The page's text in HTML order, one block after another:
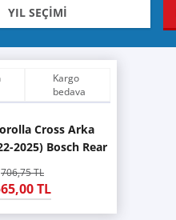
Kargo
bedava
Cross Arka
2025) Bosch Rear
706,75 TL
TL